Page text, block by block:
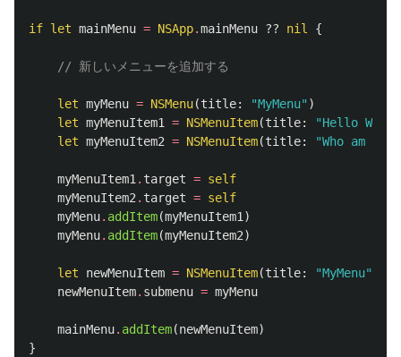
if let mainMenu = NSApp.mainMenu ?? nil {
// 新しいメニューを追加する
let myMenu = NSMenu(title: "MyMenu" )
let myMenuItem1 = NSMenuItem(title:
"Hello
let myMenuItem2 = NSMenuItem(title: "Who am I"
myMenuItem1 . target = self
myMenuItem2 . target = self
myMenu. addItem(myMenuItem1 )
myMenu. addItem(myMenuItem2)
let newMenuItem = NSMenuItem(title: "MyMenu"
newMenuItem. submenu = myMenu
mainMenu. addItem(newMenuItem)
}